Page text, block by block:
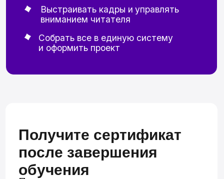
Фидбэк от профессионалов
Каждое домашнее задание ждет
детальный разбор
Биржа заказов
и выпускников, которые помогут
получить коммерческий опыт
и заработать первый гонорар
целиком